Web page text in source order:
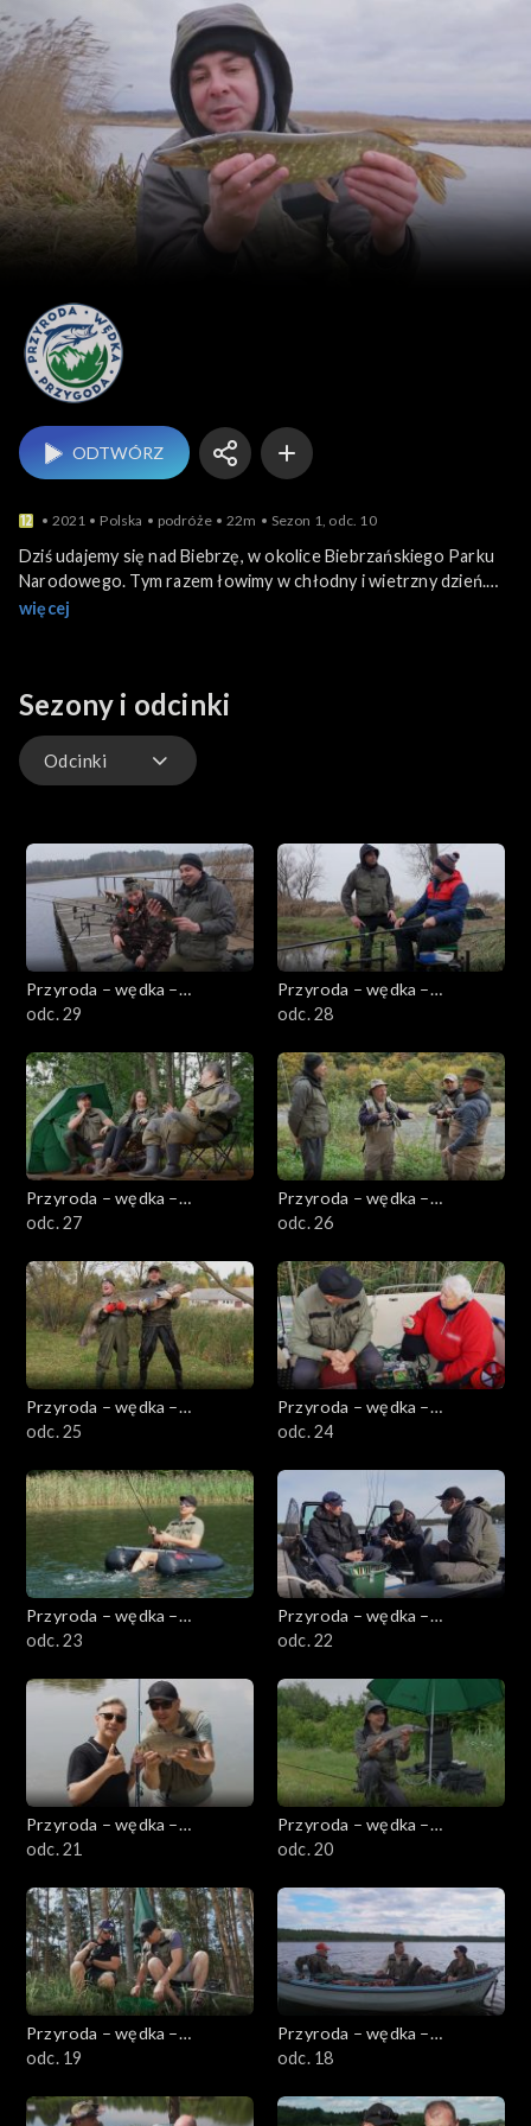
ODTWÓRZ
2021 Polska podróże 22m Sezon 1, odc. 10
Dziś udajemy się nad Biebrzę, w okolice Biebrzańskiego Parku
Narodowego. Tym razem łowimy w chłodny i wietrzny dzień.
Bogactwem Biebrzy są m.in. sumy, szczupaki i sandacze, czy
więcej
Sezony i odcinki
Odcinki
Przyroda – wędka –
przygoda
odc. 29
Przyroda – wędka –
przygoda
odc. 28
Przyroda – wędka –
przygoda
odc. 27
Przyroda – wędka –
przygoda
odc. 26
Przyroda – wędka –
przygoda
odc. 25
Przyroda – wędka –
przygoda
odc. 24
Przyroda – wędka –
przygoda
odc. 23
Przyroda – wędka –
przygoda
odc. 22
Przyroda – wędka –
przygoda
odc. 21
Przyroda – wędka –
przygoda
odc. 20
Przyroda – wędka –
przygoda
odc. 19
Przyroda – wędka –
przygoda
odc. 18